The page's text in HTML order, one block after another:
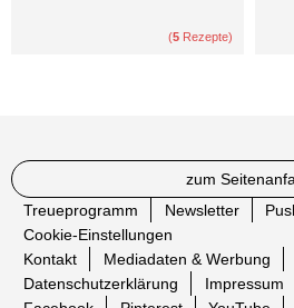
(5 Rezepte)
zum
Treueprogramm
Newsletter
Cookie-Einstellungen
Kontakt
Mediadaten & Werbung
Datenschutzerklärung
Impressum